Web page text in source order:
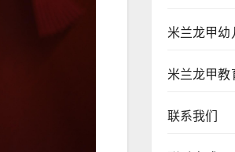
米兰龙甲幼
米兰龙甲教
联系我们